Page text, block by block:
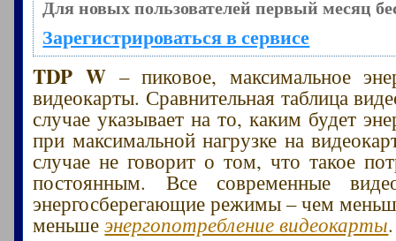
Для новых пользователей первый месяц
Зарегистрироваться в сервисе
TDP W – пиковое, максимальное
видеокарты. Сравнительная таблица
случае указывает на то, каким будет
при максимальной нагрузке на
случае не говорит о том, что такое
постоянным. Все современные
энергосберегающие режимы – чем
меньшеэнергопотребление видеокарты.